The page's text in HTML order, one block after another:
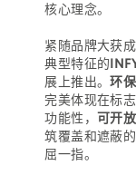
核心理念。
紧随品牌大获
典型特征的
展上推出。环
完美体现在标
功能性， 可开
筑覆盖和遮蔽
屈一指。